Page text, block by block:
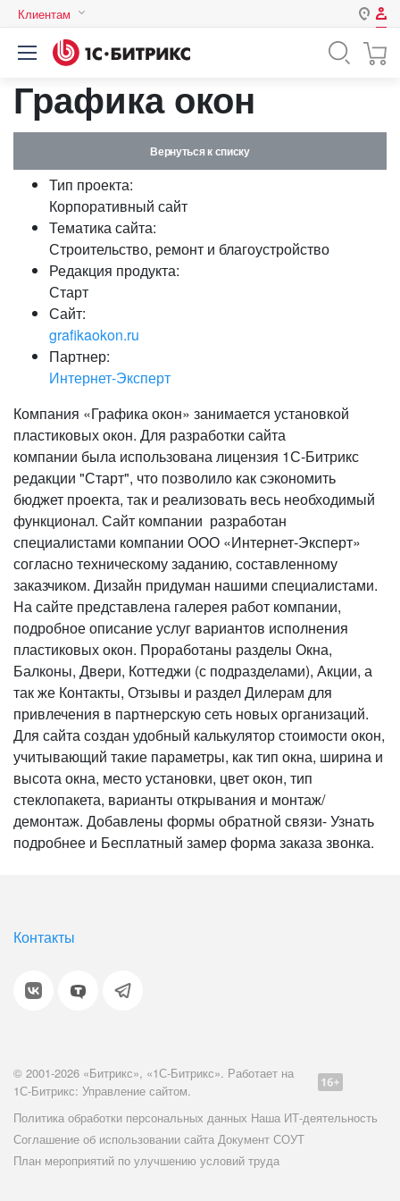
Клиентам
Авторизация
Логин
Пароль
Запомнить меня на этом
или войдите с помощью
Графика окон
Вернуться к списку
Тип проекта:
Корпоративный сайт
Тематика сайта:
Строительство, ремонт и благоустройство
Редакция продукта:
Старт
Сайт:
grafikaokon.ru
Партнер:
Интернет-Эксперт
Компания «Графика окон» занимается установкой
пластиковых окон. Для разработки сайта
компании была использована лицензия 1С-Битрикс
редакции "Старт", что позволило как сэкономить
бюджет проекта, так и реализовать весь необходимый
функционал. Сайт компании разработан
специалистами компании ООО «Интернет-Эксперт»
согласно техническому заданию, составленному
заказчиком. Дизайн придуман нашими специалистами.
На сайте представлена галерея работ компании,
подробное описание услуг вариантов исполнения
пластиковых окон. Проработаны разделы Окна,
Балконы, Двери, Коттеджи (с подразделами), Акции, а
так же Контакты, Отзывы и раздел Дилерам для
привлечения в партнерскую сеть новых организаций.
Для сайта создан удобный калькулятор стоимости окон,
учитывающий такие параметры, как тип окна, ширина и
высота окна, место установки, цвет окон, тип
стеклопакета, варианты открывания и монтаж/
демонтаж. Добавлены формы обратной связи- Узнать
подробнее и Бесплатный замер форма заказа звонка.
Контакты
© 2001-2026 «Битрикс», «1С-Битрикс». Работает на
1С-Битрикс: Управление сайтом.
Политика обработки персональных данных Наша ИТ-деятельность
Соглашение об использовании сайта Документ СОУТ
План мероприятий по улучшению условий труда